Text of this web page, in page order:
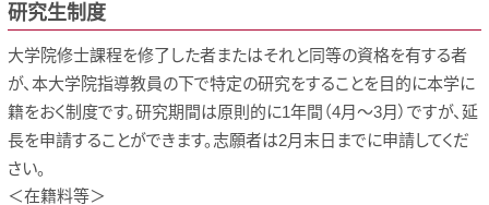
研究生制度
大学院修士課程を修了した者またはそれと同等の資格を有する者
が、本大学院指導教員の下で特定の研究をすることを目的に本学に
籍をおく制度です。研究期間は原則的に1年間（4月～3月）ですが、延
長を申請することができます。志願者は2月末日までに申請してくだ
さい。
＜在籍料等＞